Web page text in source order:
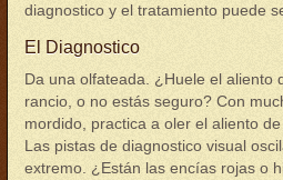
diagnostico y el tratamiento puede
El Diagnostico
Da una olfateada. ¿Huele el aliento
rancio, o no estás seguro? Con
mordido, practica a oler el aliento
Las pistas de diagnostico visual
extremo. ¿Están las encías rojas o